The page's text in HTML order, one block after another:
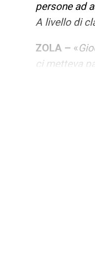
persone ad
A livello di
ZOLA – «
ci metteva